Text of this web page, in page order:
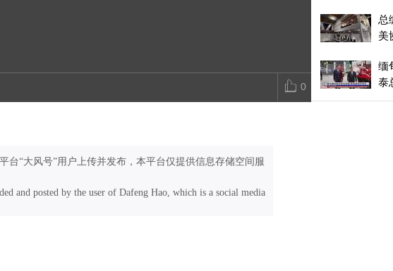
0
总
美
缅
泰
“大风号”用户上传并发布，本平台仅提供信息存储空间服
and posted by the user of Dafeng Hao, which is a social media